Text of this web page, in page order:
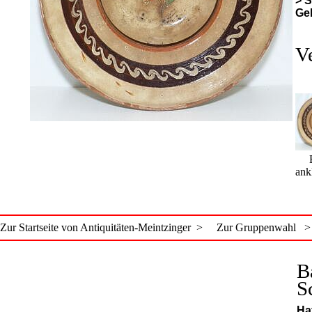
Zur Startseite von Antiquitäten-Meintzinger > Zur Gruppenwahl >